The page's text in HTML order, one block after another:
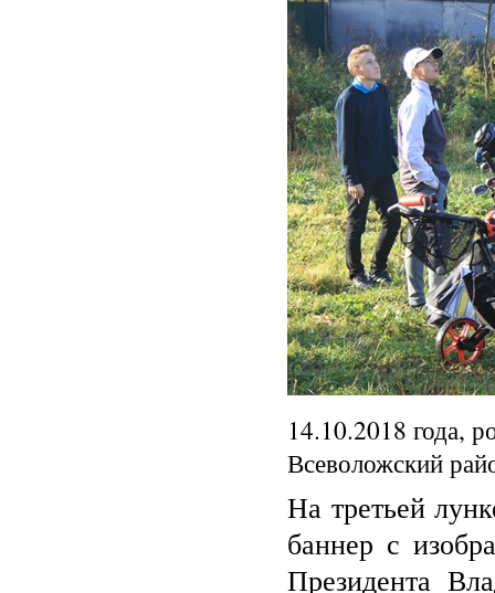
14.10.2018 года,
Всеволожский
На третьей
баннер с
Президента